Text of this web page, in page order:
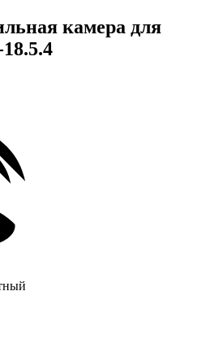
камера для